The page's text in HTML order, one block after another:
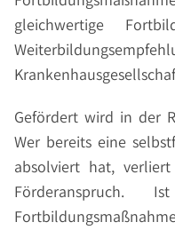
gleichwertige
Gefördert wird in der
Wer bereits eine
absolviert hat,
Förderanspruch.